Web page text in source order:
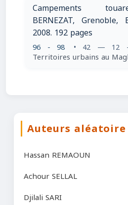
Campements
BERNEZAT, Grenoble,
2008. 192 pages
96 - 98 • 42 — 12 —
Territoires urbains au
Auteurs aléatoire
Hassan REMAOUN
Achour SELLAL
Djilali SARI